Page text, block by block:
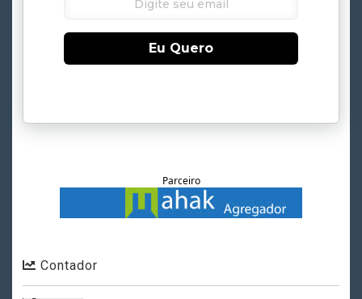
Eu Quero
Parceiro
Contador